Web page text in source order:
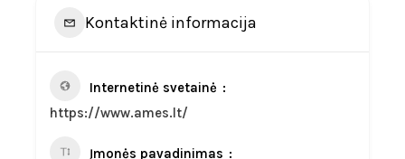
Kontaktinė informacija
Internetinė svetainė
https://www.ames.lt/
Įmonės pavadinimas